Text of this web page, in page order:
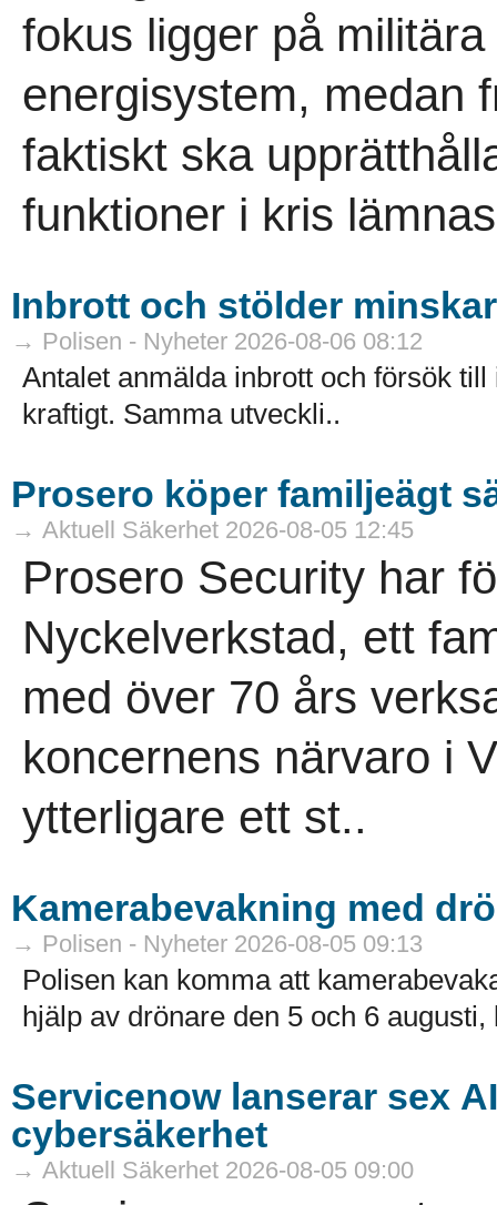
fokus ligger på
energisystem, medan
faktiskt ska
funktioner i kris
Inbrott och stölder
→ Polisen - Nyheter 2026-08-06 08:12
Antalet anmälda inbrott och försök
kraftigt. Samma utveckli..
Prosero köper familjeägt
→ Aktuell Säkerhet 2026-08-05 12:45
Prosero Security har
Nyckelverkstad, ett
med över 70 års
koncernens närvaro i
ytterligare ett st..
Kamerabevakning med
→ Polisen - Nyheter 2026-08-05 09:13
Polisen kan komma att
hjälp av drönare den 5 och 6 augusti,
Servicenow lanserar sex
cybersäkerhet
→ Aktuell Säkerhet 2026-08-05 09:00